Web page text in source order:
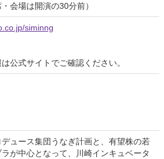
会場は開演の30分前）
siminng
公式サイトでご確認ください。
ュース集団うなぎ計画と、有望株の若
が中心となって、川崎インキュベータ